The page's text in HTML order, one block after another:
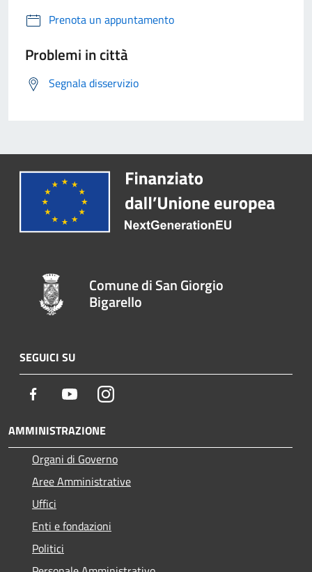
Prenota un appuntamento
Problemi in città
Segnala disservizio
Comune di San Giorgio
Bigarello
SEGUICI SU
Facebook YoutubeInstagram
AMMINISTRAZIONE
Organi di Governo
Aree Amministrative
Uffici
Enti e fondazioni
Politici